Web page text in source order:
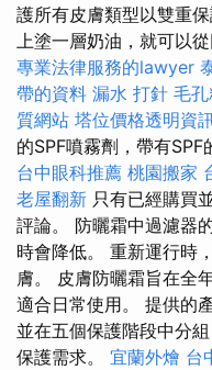
護所有皮膚類型以雙重
上塗一層奶油，就可以
專業法律服務的lawyer
帶的資料 漏水 打針 毛
質網站 塔位價格透明資
的SPF噴霧劑，帶有SPF
台中眼科推薦 桃園搬家
老屋翻新 只有已經購買
評論。 防曬霜中過濾器
時會降低。 重新運行時
膚。 皮膚防曬霜旨在全
適合日常使用。 提供的
並在五個保護階段中分
保護需求。 宜蘭外燴 台